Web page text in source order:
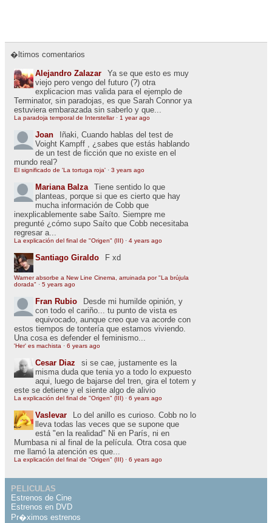
�ltimos comentarios
Alejandro Zalazar
Ya se que esto es muy
viejo pero vengo del futuro (?) otra
explicacion mas valida para el ejemplo de
Terminator, sin paradojas, es que Sarah Connor ya
estuviera embarazada sin saberlo y que...
La paradoja temporal de Interstellar· 1 year ago
Joan
Iñaki, Cuando hablas del test de
Voight Kampff , ¿sabes que estás hablando
de un test de ficción que no existe en el
mundo real?
El significado de 'La tortuga roja' · 3 years ago
Mariana Balza
Tiene sentido lo que
planteas, porque si que es cierto que hay
mucha información de Cobb que
inexplicablemente sabe Saíto. Siempre me
pregunté ¿cómo supo Saíto que Cobb necesitaba
regresar a...
La explicación del final de "Origen" (III) · 4 years ago
Santiago Giraldo F xd
Warner absorbe a New Line Cinema, arruinada por "La brújula
dorada" · 5 years ago
Fran Rubio
Desde mi humilde opinión, y
con todo el cariño... tu punto de vista es
equivocado, aunque creo que va acorde con
estos tiempos de tontería que estamos viviendo.
Una cosa es defender el feminismo...
'Her' es machista · 6 years ago
Cesar Diaz
si se cae, justamente es la
misma duda que tenia yo a todo lo expuesto
aqui, luego de bajarse del tren, gira el totem y
este se detiene y el siente algo de alivio
La explicación del final de "Origen" (III) · 6 years ago
Vaslevar
Lo del anillo es curioso. Cobb no lo
lleva todas las veces que se supone que
está "en la realidad" Ni en París, ni en
Mumbasa ni al final de la película. Otra cosa que
me llamó la atención es que...
La explicación del final de "Origen" (III) · 6 years ago
PELICULAS
Estrenos de Cine
Estrenos en DVD
Pr�ximos estrenos